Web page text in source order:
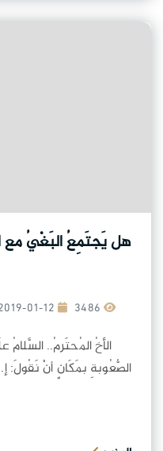
هل يَجتَمِعُ البَغْيُ مع
2019-01-12
الأخُ المُحتَرمُ..
الصُّعُوبةِ بمَكَانٍ أنْ نَقُولَ: